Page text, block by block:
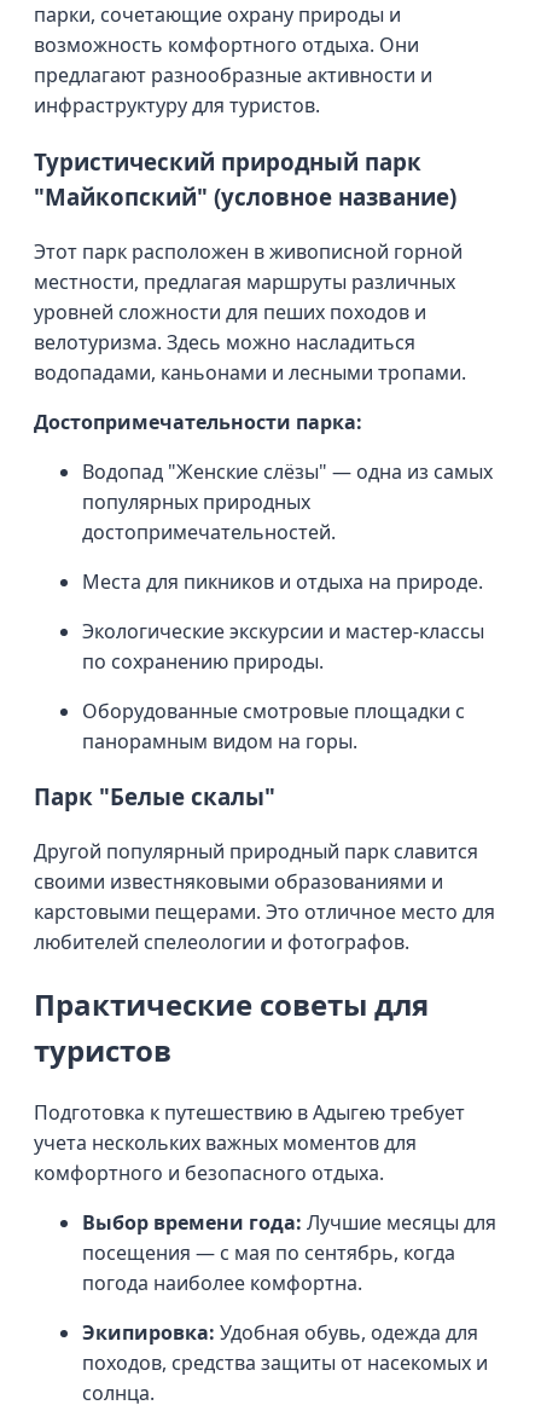
парки, сочетающие охрану природы и
возможность комфортного отдыха. Они
предлагают разнообразные активности и
инфраструктуру для туристов.
Туристический природный парк
"Майкопский" (условное название)
Этот парк расположен в живописной горной
местности, предлагая маршруты различных
уровней сложности для пеших походов и
велотуризма. Здесь можно насладиться
водопадами, каньонами и лесными тропами.
Достопримечательности парка:
Водопад "Женские слёзы" — одна из самых
популярных природных
достопримечательностей.
Места для пикников и отдыха на природе.
Экологические экскурсии и мастер-классы
по сохранению природы.
Оборудованные смотровые площадки с
панорамным видом на горы.
Парк "Белые скалы"
Другой популярный природный парк славится
своими известняковыми образованиями и
карстовыми пещерами. Это отличное место для
любителей спелеологии и фотографов.
Практические советы для
туристов
Подготовка к путешествию в Адыгею требует
учета нескольких важных моментов для
комфортного и безопасного отдыха.
Выбор времени года: Лучшие месяцы для
посещения — с мая по сентябрь, когда
погода наиболее комфортна.
Экипировка: Удобная обувь, одежда для
походов, средства защиты от насекомых и
солнца.